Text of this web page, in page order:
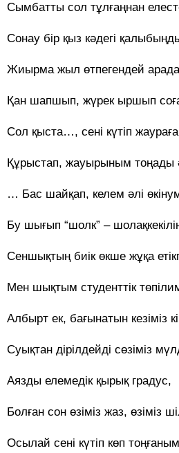
Сымбатты сол тұлғаңнан
Сонау бір қыз кәдегі
Жиырма жыл өтпегендей
Қан шапшып, жүрек ыршып
Сол қыста…, сені күтіп
Құрыстап, жауырыным тоңады
… Бас шайқап, келем әлі
Бу шығып “шолк” –
Сеншықтың биік өкше жұқа
Мен шықтым студенттік
Албырт ек, бағынатын кезіміз
Суықтан дірілдейді сөзіміз
Аязды елемедік қырық градус,
Болған сон өзіміз жаз, өзіміз
Осылай сені күтіп көп